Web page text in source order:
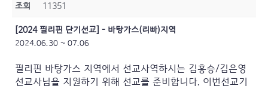
조회 11351
[2024 필리핀 단기선교] – 바탕가스(리빠)지역
2024.06.30 ~ 07.06
필리핀 바탕가스 지역에서 선교사역하시는 김홍승/김은영
선교사님을 지원하기 위해 선교를 준비합니다. 이번선교기